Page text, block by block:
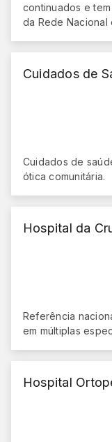
continuados e
da Rede Nacional
Cuidados de
Cuidados de
ótica comunitária.
Hospital da
Referência
em múltiplas
Hospital